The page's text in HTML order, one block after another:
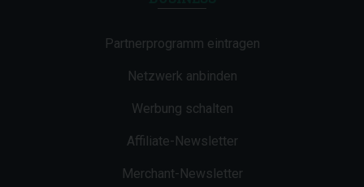
Partnerprogramm eintragen
Netzwerk anbinden
Werbung schalten
Affiliate-Newsletter
Merchant-Newsletter